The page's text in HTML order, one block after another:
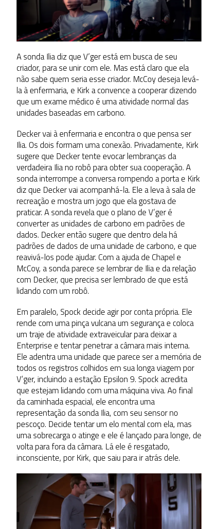
A sonda Ilia diz que V’ger está em busca de seu
criador, para se unir com ele. Mas está claro que ela
não sabe quem seria esse criador. McCoy deseja levá-
la à enfermaria, e Kirk a convence a cooperar dizendo
que um exame médico é uma atividade normal das
unidades baseadas em carbono.
Decker vai à enfermaria e encontra o que pensa ser
Ilia. Os dois formam uma conexão. Privadamente, Kirk
sugere que Decker tente evocar lembranças da
verdadeira Ilia no robô para obter sua cooperação. A
sonda interrompe a conversa rompendo a porta e Kirk
diz que Decker vai acompanhá-la. Ele a leva à sala de
recreação e mostra um jogo que ela gostava de
praticar. A sonda revela que o plano de V’ger é
converter as unidades de carbono em padrões de
dados. Decker então sugere que dentro dela há
padrões de dados de uma unidade de carbono, e que
reavivá-los pode ajudar. Com a ajuda de Chapel e
McCoy, a sonda parece se lembrar de Ilia e da relação
com Decker, que precisa ser lembrado de que está
lidando com um robô.
Em paralelo, Spock decide agir por conta própria. Ele
rende com uma pinça vulcana um segurança e coloca
um traje de atividade extraveicular para deixar a
Enterprise e tentar penetrar a câmara mais interna.
Ele adentra uma unidade que parece ser a memória de
todos os registros colhidos em sua longa viagem por
V’ger, incluindo a estação Epsilon 9. Spock acredita
que estejam lidando com uma máquina viva. Ao final
da caminhada espacial, ele encontra uma
representação da sonda Ilia, com seu sensor no
pescoço. Decide tentar um elo mental com ela, mas
uma sobrecarga o atinge e ele é lançado para longe, de
volta para fora da câmara. Lá ele é resgatado,
inconsciente, por Kirk, que saiu para ir atrás dele.